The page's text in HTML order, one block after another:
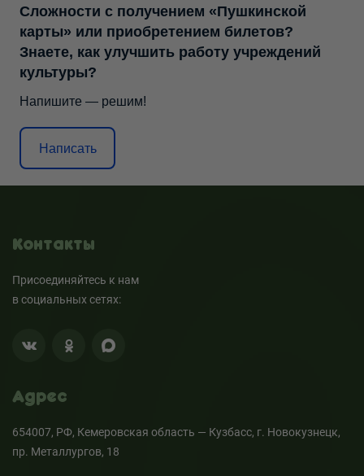
Сложности с получением «Пушкинской
карты» или приобретением билетов?
Знаете, как улучшить работу учреждений
культуры?
Напишите — решим!
Написать
Контакты
Присоединяйтесь к нам
в социальных сетях:
Адрес
654007, РФ, Кемеровская область — Кузбасс, г. Новокузнецк,
пр. Металлургов, 18